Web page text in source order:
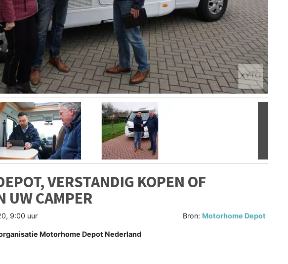
VERSTANDIG KOPEN OF
UW CAMPER
9:00 uur Bron: Motorhome Depot
Motorhome Depot Nederland